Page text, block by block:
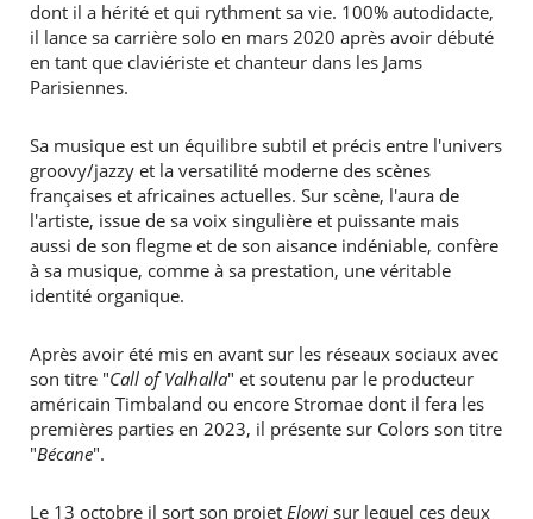
dont il a hérité et qui rythment sa vie. 100% autodidacte,
il lance sa carrière solo en mars 2020 après avoir débuté
en tant que claviériste et chanteur dans les Jams
Parisiennes.
Sa musique est un équilibre subtil et précis entre l'univers
groovy/jazzy et la versatilité moderne des scènes
françaises et africaines actuelles. Sur scène, l'aura de
l'artiste, issue de sa voix singulière et puissante mais
aussi de son flegme et de son aisance indéniable, confère
à sa musique, comme à sa prestation, une véritable
identité organique.
Après avoir été mis en avant sur les réseaux sociaux avec
son titre "Call of Valhalla" et soutenu par le producteur
américain Timbaland ou encore Stromae dont il fera les
premières parties en 2023, il présente sur Colors son titre
"Bécane".
Le 13 octobre il sort son projetElowisur lequel ces deux